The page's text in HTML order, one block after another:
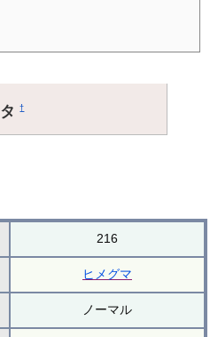
タ†
216
ヒメグマ
ノーマル